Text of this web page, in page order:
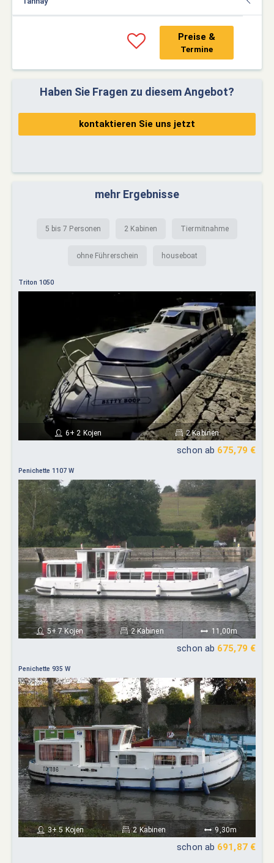
Preise &
Termine
Haben Sie Fragen zu diesem Angebot?
kontaktieren Sie uns jetzt
mehr Ergebnisse
5 bis 7 Personen 2 Kabinen Tiermitnahme
ohne Führerschein houseboat
Triton 1050
6+ 2 Kojen 2 Kabinen
schon ab 675,79 €
Penichette 1107 W
5+ 7 Kojen 2 Kabinen 11,00m
schon ab 675,79 €
Penichette 935 W
3+ 5 Kojen 2 Kabinen 9,30m
schon ab 691,87 €